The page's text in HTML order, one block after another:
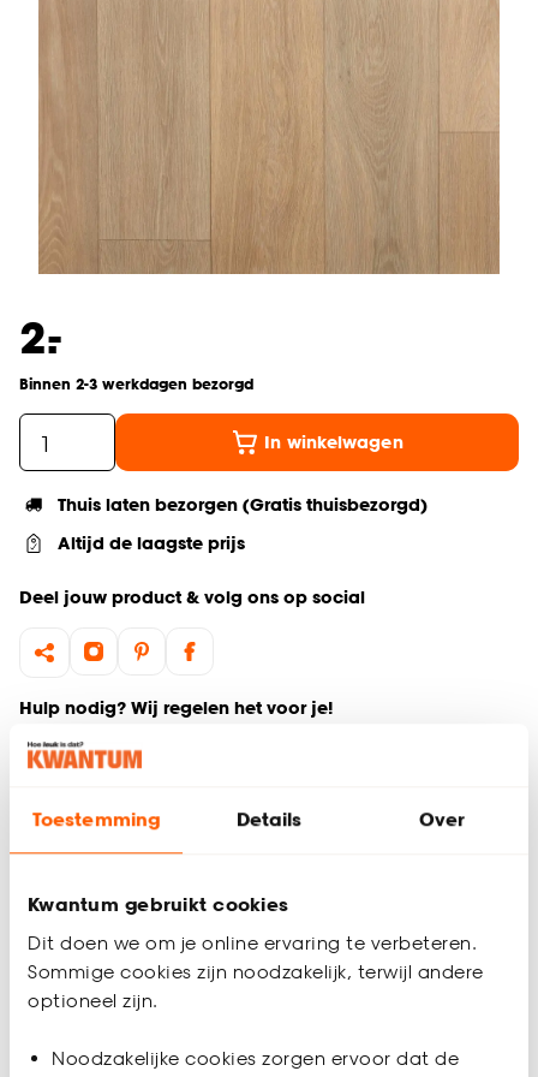
Toestemming Details Over
Kwantum gebruikt cookies
Dit doen we om je online ervaring te verbeteren.
Sommige cookies zijn noodzakelijk, terwijl andere
optioneel zijn.
Noodzakelijke cookies zorgen ervoor dat de
2.
-
Binnen 2-3 werkdagen bezorgd
In winkelwagen
Thuis laten bezorgen (Gratis thuisbezorgd)
Altijd de laagste prijs
Deel jouw product & volg ons op social
Hulp nodig? Wij regelen het voor je!
Productomschrijving
interieur past? Bestel vrijblijvend één of meerdere kleurstalen
Zo ben je 100% zeker van de juiste keuze. De kleurstalen
worden binnen 2 à 3 werkdagen thuisbezorgd en passen
door de brievenbus. Afmeting staal Vinyl: 15 x 21 cm.
Productspecificaties